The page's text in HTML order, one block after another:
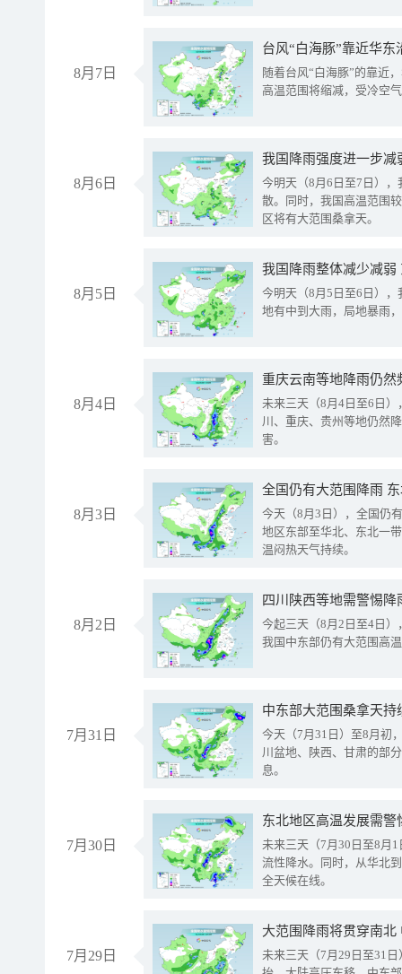
8月7日
台风“白海豚”靠近华
随着台风“白海豚”的靠近
高温范围将缩减，受冷空
8月6日
今明天（8月6日至7日）
散。同时，我国高温范围
区将有大范围桑拿天。
8月5日
我国降雨整体减少减弱
今明天（8月5日至6日）
地有中到大雨，局地暴雨
8月4日
重庆云南等地降雨仍然
未来三天（8月4日至6日
川、重庆、贵州等地仍然
害。
8月3日
全国仍有大范围降雨
今天（8月3日），全国仍
地区东部至华北、东北一
温闷热天气持续。
8月2日
今起三天（8月2日至4日
我国中东部仍有大范围高
7月31日
中东部大范围桑拿天
今天（7月31日）至8月初
川盆地、陕西、甘肃的部
息。
7月30日
东北地区高温发展需
未来三天（7月30日至8月
流性降水。同时，从华北
全天候在线。
7月29日
大范围降雨将贯穿南
未来三天（7月29日至31